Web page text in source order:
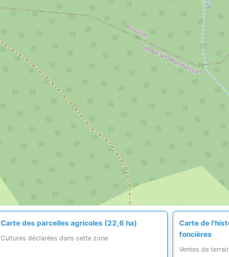
Carte des parcelles agricoles (22,6 ha)
Cultures déclarées dans cette zone
Carte de
foncières
Ventes de